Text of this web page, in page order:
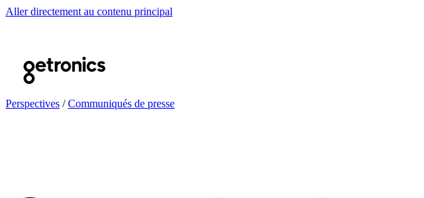
Aller directement au contenu principal
Perspectives /Communiqués de presse